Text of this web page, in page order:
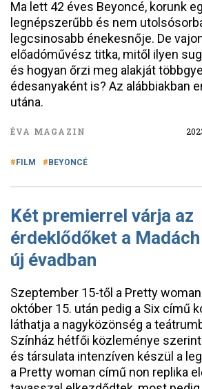
Ma lett 42 éves Beyoncé, korunk
legnépszerűbb és nem
legcsinosabb énekesnője. De
előadóművész titka, mitől ilyen
és hogyan őrzi meg alakját
édesanyaként is? Az alábbiakban
utána.
ÉVA MAGAZIN
FILM BEYONCÉ
Két premierrel várja az
érdeklődőket a
új évadban
Szeptember 15-től a Pretty
október 15. után pedig a Six című
láthatja a nagyközönség a
Színház hétfői közleménye
és társulata intenzíven készül a
a Pretty woman című non replika